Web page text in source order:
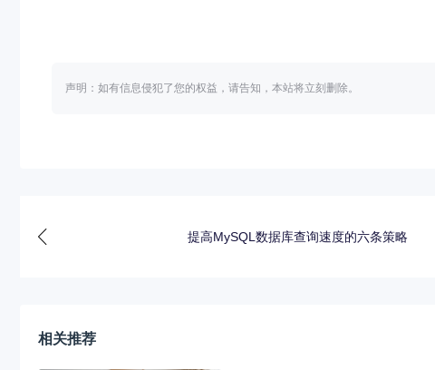
声明：如有信息侵犯了您的权益，请告知，本站将立刻删除。
提高MySQL数据库查询速度的六条策略
相关推荐